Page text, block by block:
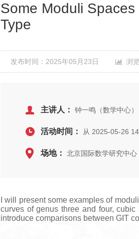
Some Moduli
Type
发布时间：2025年05月23日 浏
主讲人： 钟一鸣（数学中心）
活动时间： 从 2025-05-26
场地： 北京国际数学研究中
I will present some examples of
curves of genus three and four,
introduce comparisons between GIT